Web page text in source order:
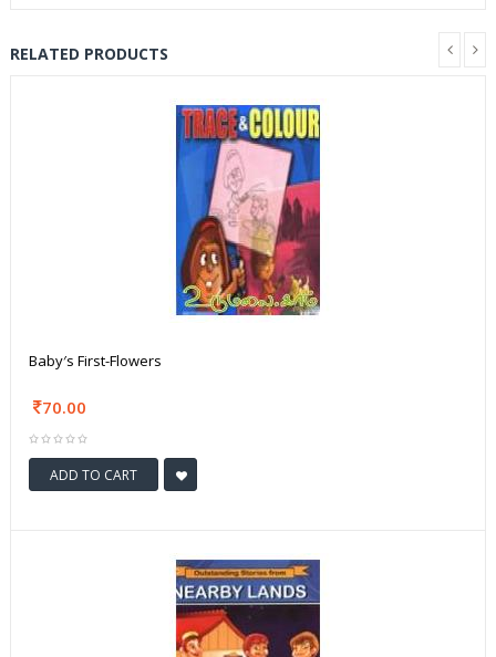
RELATED PRODUCTS
Baby′s First-Flowers
70.00
ADD TO CART